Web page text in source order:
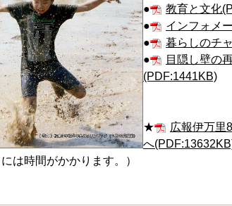
●
教育と文化
●
インフォメ
●
暮らしのチ
●
目隠し壁の
(PDF:1441KB)
★
広報伊万里
へ
は時間がかかります。）